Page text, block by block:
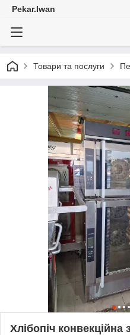
Pekar.Iwan
Товари та послуги
Хлібопіч